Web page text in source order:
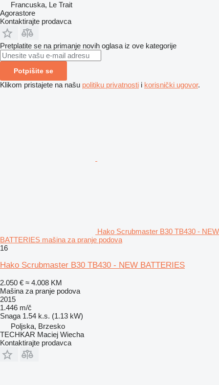
Francuska, Le Trait
Agorastore
Kontaktirajte prodavca
Pretplatite se na primanje novih oglasa iz ove kategorije
Potpišite se
Klikom pristajete na našu politiku privatnosti i korisnički ugovor.
Hako Scrubmaster B30 TB430 - NEW
BATTERIES mašina za pranje podova
16
Hako Scrubmaster B30 TB430 - NEW BATTERIES
2.050 € ≈ 4.008 KM
Mašina za pranje podova
2015
1.446 m/č
Snaga 1.54 k.s. (1.13 kW)
Poljska, Brzesko
TECHKAR Maciej Wiecha
Kontaktirajte prodavca